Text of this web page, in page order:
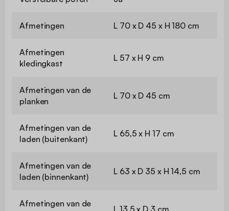
Afmetingen L 70 x D 45 x H 180 cm
Afmetingen
kledingkast
L 57 x H 9 cm
Afmetingen van de
planken
L 70 x D 45 cm
Afmetingen van de
laden (buitenkant)
L 65,5 x H 17 cm
Afmetingen van de
laden (binnenkant)
L 63 x D 35 x H 14,5 cm
Afmetingen van de
L 13,5 x D 3 cm